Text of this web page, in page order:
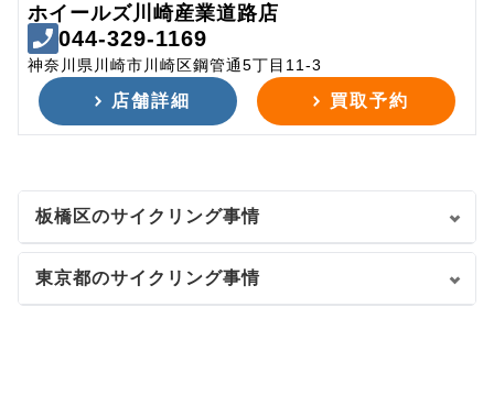
ホイールズ川崎産業道路店
044-329-1169
神奈川県川崎市川崎区鋼管通5丁目11-3
店舗詳細 買取予約
板橋区のサイクリング事情
東京都のサイクリング事情